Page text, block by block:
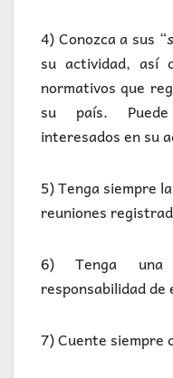
4) Conozca a sus “
su actividad, así
normativos que
su país.
interesados en su
5) Tenga siempre
reuniones
6) Tenga
responsabilidad de
7) Cuente siempre